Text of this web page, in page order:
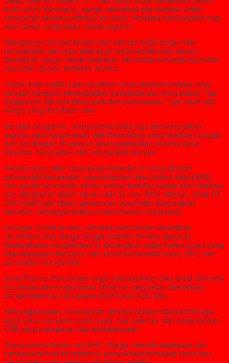
buah sawit. Karena itu, warga mendesak perusahaan untuk
transparan terkait kontribusi ke desa, terutama menyangkut bagi
hasil (SHU) yang diatur dalam regulasi.
Ketegangan sempat terjadi saat sebuah mobil tangki milik
perusahaan mencoba memasuki area perkebunan namun
dihentikan warga. Meski demikian, aksi tetap berlangsung tertib
dan tidak disertai tindakan anarkis.
“Hutan kami sudah kami serahkan untuk ditanami kelapa sawit
dengan harapan meningkatkan kesejahteraan masyarakat. Tapi
hingga kini, tak ada itikad baik dari perusahaan,” ujar salah satu
warga yang ikut dalam aksi.
Senada dengan itu, warga Desa Boba juga menyampaikan
aspirasi agar hanya lahan milik Desa Boba yang dijadikan bagian
dari pembagian 30 persen lahan pembibitan, karena tanah
tersebut merupakan milik masyarakat mereka.
Sebelumnya, telah disepakati dalam forum yang dihadiri
pemerintah kecamatan, empat kepala desa, ketua-ketua BPD,
dan aparat keamanan bahwa semua tuntutan warga akan dibahas
dan diputuskan dalam rapat pada 19 Juni 2025. Namun, pihak PT
CAS tidak hadir dalam pertemuan yang telah dijadwalkan
tersebut, sehingga memicu kekecewaan masyarakat.
Sebagai bentuk protes, aktivitas perusahaan dihentikan
sementara oleh warga hingga tuntutan mereka dipenuhi.
Kesepakatan penghentian ini dituangkan dalam berita acara yang
ditandatangani bersama oleh unsur pemerintah desa, BPD, dan
perwakilan masyarakat.
Areal Plasma: Perusahaan wajib menunjukkan data areal dan peta
koordinat plasma dari lahan 1.000 Ha yang telah diserahkan
pengelolaannya oleh pemerintah Desa Kolo Atas.
Ketenagakerjaan: Perusahaan diminta memprioritaskan tenaga
kerja lokal, menjamin upah layak, hak pekerja, dan pelaksanaan
CSR yang transparan dan berkelanjutan.
Transparansi Panen dan SHU: Warga meminta kejelasan dan
transparansi terkait kontribusi perusahaan terhadap desa atas